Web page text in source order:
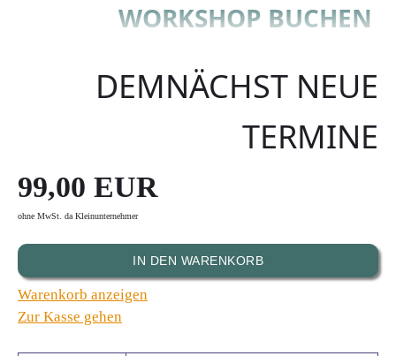
WORKSHOP BUCHEN
DEMNÄCHST NEUE
TERMINE
99,00 EUR
ohne MwSt. da Kleinunternehmer
IN DEN WARENKORB
Warenkorb anzeigen
Zur Kasse gehen